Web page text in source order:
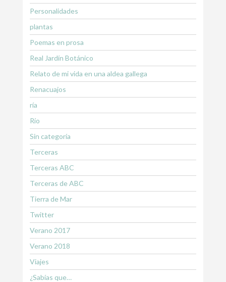
Personalidades
plantas
Poemas en prosa
Real Jardín Botánico
Relato de mi vida en una aldea gallega
Renacuajos
ría
Río
Sin categoría
Terceras
Terceras ABC
Terceras de ABC
Tierra de Mar
Twitter
Verano 2017
Verano 2018
Viajes
¿Sabías que…